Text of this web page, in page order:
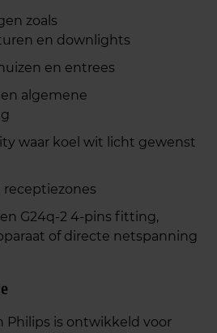
zoals
en downlights
en entrees
algemene
waar koel wit licht gewenst
G24q‑2 4‑pins fitting,
of directe netspanning
Philips is ontwikkeld voor